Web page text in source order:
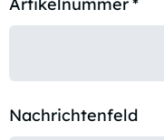
Artikelnummer*
Nachrichtenfeld